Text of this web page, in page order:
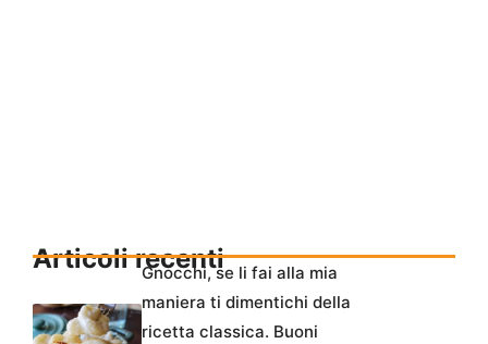
Articoli recentiGnocchi, se li fai alla mia
maniera ti dimentichi della
ricetta classica. Buoni